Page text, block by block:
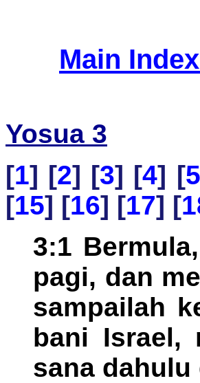
Main
Yosua 3
[1] [2] [3] [4] [5
[15] [16] [17] [
3:1
pagi, dan
sampailah
bani Israel,
sana dahulu